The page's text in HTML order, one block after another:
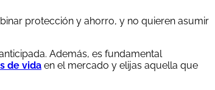
protección y ahorro, y no quieren asumir
Además, es fundamental
de vida en el mercado y elijas aquella que